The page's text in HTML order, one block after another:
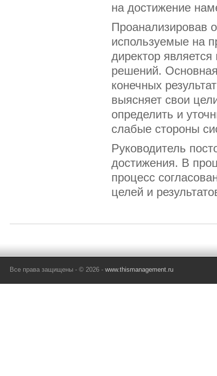
на достижение
Проанализировав
используемые на
директор
решений.
конечных
выясняет свои
определить и
слабые стороны
Руководитель
достижения. В
процесс
целей и
Все права защищены - © 2026 - www.thismanagement.ru